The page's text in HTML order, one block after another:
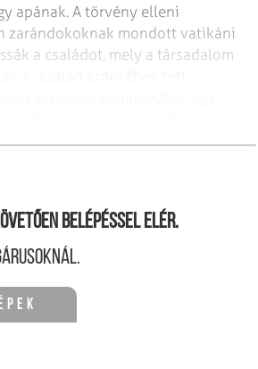
apának. A törvény elleni
zarándokoknak mondott vatikáni
a családot, mely a társadalom
belépéssel elér.